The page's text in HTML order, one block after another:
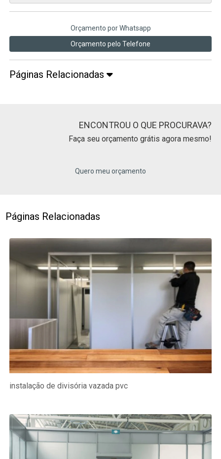
Orçamento por Whatsapp
Orçamento pelo Telefone
Páginas Relacionadas
ENCONTROU O QUE PROCURAVA?
Faça seu orçamento grátis agora mesmo!
Quero meu orçamento
Páginas Relacionadas
instalação de divisória vazada pvc